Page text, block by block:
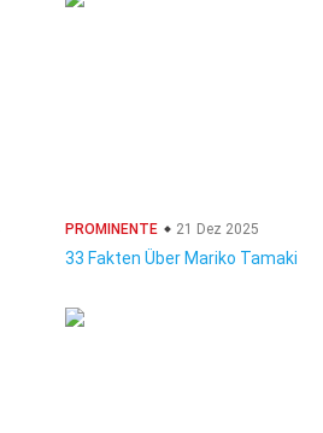
PROMINENTE 21 Dez 2025
33 Fakten Über Mariko Tamaki